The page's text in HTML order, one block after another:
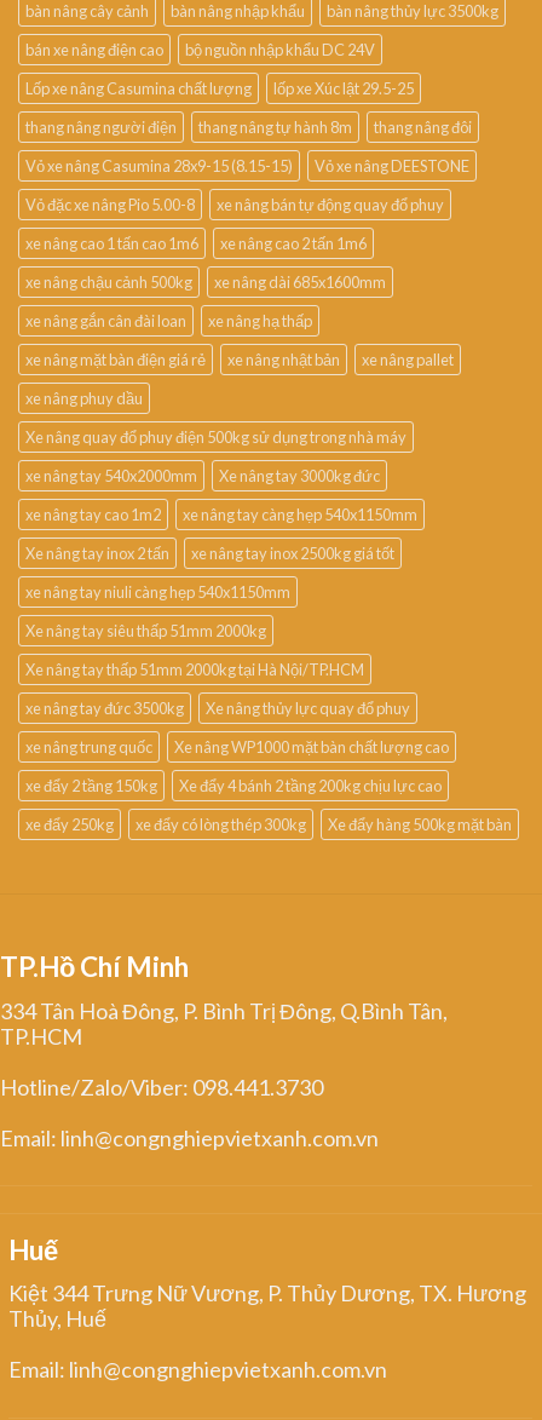
bàn nâng cây cảnh
bàn nâng nhập khẩu
bàn nâng thủy lực 3500kg
bán xe nâng điện cao
bộ nguồn nhập khẩu DC 24V
Lốp xe nâng Casumina chất lượng
lốp xe Xúc lật 29.5-25
thang nâng người điện
thang nâng tự hành 8m
thang nâng đôi
Vỏ xe nâng Casumina 28x9-15 (8.15-15)
Vỏ xe nâng DEESTONE
Vỏ đặc xe nâng Pio 5.00-8
xe nâng bán tự động quay đổ phuy
xe nâng cao 1 tấn cao 1m6
xe nâng cao 2 tấn 1m6
xe nâng chậu cảnh 500kg
xe nâng dài 685x1600mm
xe nâng gắn cân đài loan
xe nâng hạ thấp
xe nâng mặt bàn điện giá rẻ
xe nâng nhật bản
xe nâng pallet
xe nâng phuy dầu
Xe nâng quay đổ phuy điện 500kg sử dụng trong nhà máy
xe nâng tay 540x2000mm
Xe nâng tay 3000kg đức
xe nâng tay cao 1m2
xe nâng tay càng hẹp 540x1150mm
Xe nâng tay inox 2 tấn
xe nâng tay inox 2500kg giá tốt
xe nâng tay niuli càng hẹp 540x1150mm
Xe nâng tay siêu thấp 51mm 2000kg
Xe nâng tay thấp 51mm 2000kg tại Hà Nội/TP.HCM
xe nâng tay đức 3500kg
Xe nâng thủy lực quay đổ phuy
xe nâng trung quốc
Xe nâng WP1000 mặt bàn chất lượng cao
xe đẩy 2 tầng 150kg
Xe đẩy 4 bánh 2 tầng 200kg chịu lực cao
xe đẩy 250kg
xe đẩy có lòng thép 300kg Xe đẩy hàng 500kg mặt bàn
TP.Hồ Chí Minh
334 Tân Hoà Đông, P. Bình Trị Đông, Q.Bình Tân,
TP.HCM
Hotline/Zalo/Viber: 098.441.3730
Email: linh@congnghiepvietxanh.com.vn
Huế
Kiệt 344 Trưng Nữ Vương, P. Thủy Dương, TX. Hương
Thủy, Huế
Email: linh@congnghiepvietxanh.com.vn